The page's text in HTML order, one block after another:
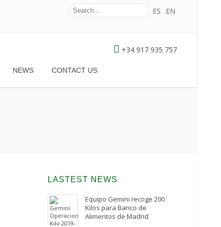
ES EN
+34 917 935 757
NEWS CONTACT US
LASTEST NEWS
Equipo Gemini recoge 200
Kilos para Banco de
Alimentos de Madrid